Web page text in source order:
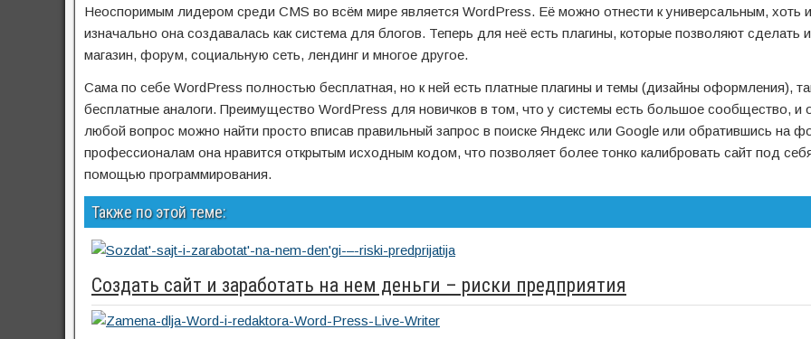
Неоспоримым лидером среди CMS во всём мире является WordPress. Её можно отнести к универсальным, хоть и
изначально она создавалась как система для блогов. Теперь для неё есть плагины, которые позволяют сделать
магазин, форум, социальную сеть, лендинг и многое другое.
Сама по себе WordPress полностью бесплатная, но к ней есть платные плагины и темы (дизайны оформления),
бесплатные аналоги. Преимущество WordPress для новичков в том, что у системы есть большое сообщество, и
любой вопрос можно найти просто вписав правильный запрос в поиске Яндекс или Google или обратившись на
профессионалам она нравится открытым исходным кодом, что позволяет более тонко калибровать сайт под
помощью программирования.
Также по этой теме:
Создать сайт и заработать на нем деньги – риски предприятия